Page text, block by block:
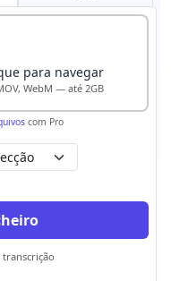
para navegar
WebM — até 2GB
com Pro
transcrição